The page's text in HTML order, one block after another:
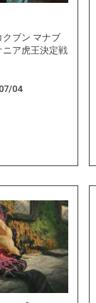
クブン マナブ
ニア虎王決定戦
04